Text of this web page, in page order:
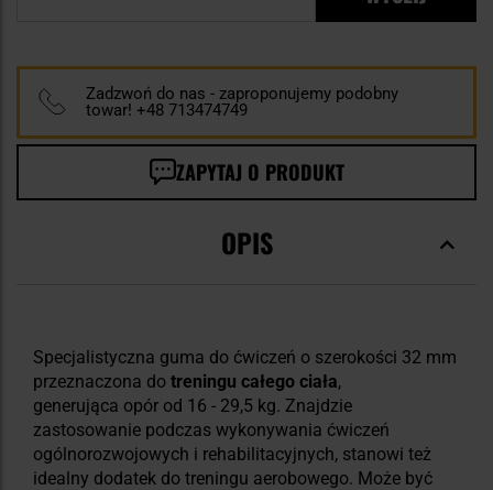
Zadzwoń do nas - zaproponujemy podobny
towar! +48 713474749
ZAPYTAJ O PRODUKT
OPIS
Specjalistyczna guma do ćwiczeń o szerokości 32 mm
przeznaczona do treningu całego ciała,
generująca opór od 16 - 29,5 kg. Znajdzie
zastosowanie podczas wykonywania ćwiczeń
ogólnorozwojowych i rehabilitacyjnych, stanowi też
idealny dodatek do treningu aerobowego. Może być